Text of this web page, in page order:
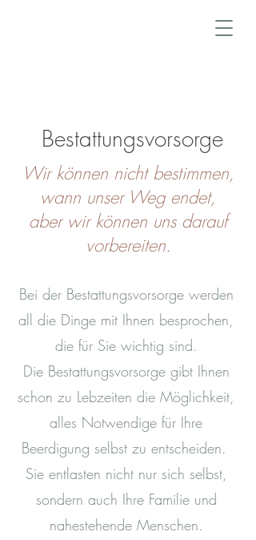
Bestattungsvorsorge
Wir können nicht bestimmen,
wann unser Weg endet,
aber wir können uns darauf
vorbereiten.
Bei der Bestattungsvorsorge werden
all die Dinge mit Ihnen besprochen,
die für Sie wichtig sind.
Die Bestattungsvorsorge gibt Ihnen
schon zu Lebzeiten die Möglichkeit,
alles Notwendige für Ihre
Beerdigung selbst zu entscheiden.
Sie entlasten nicht nur sich selbst,
sondern auch Ihre Familie und
nahestehende Menschen.